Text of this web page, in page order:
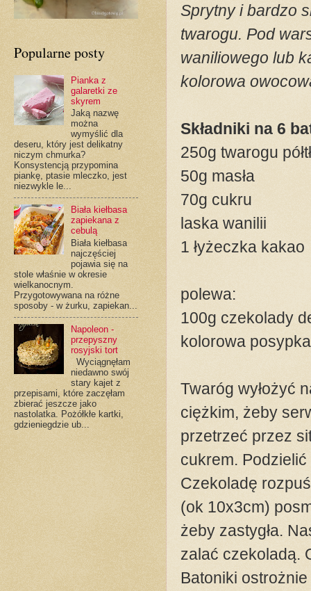
Sprytny i bardzo
twarogu. Pod
waniliowego lub
kolorowa
Składniki na 6
250g twarogu
50g masła
70g cukru
laska wanilii
1 łyżeczka kakao
polewa:
100g czekolady
kolorowa posypka
Twaróg wyłożyć
ciężkim, żeby
przetrzeć przez
cukrem. Podzielić
Czekoladę
(ok 10x3cm)
żeby zastygła.
zalać czekoladą.
Batoniki
Popularne posty
Pianka z
galaretki ze
skyrem
Jaką nazwę
można
wymyślić dla
deseru, który jest delikatny
niczym chmurka?
Konsystencją przypomina
piankę, ptasie mleczko, jest
niezwykle le...
Biała kiełbasa
zapiekana z
cebulą
Biała kiełbasa
najczęściej
pojawia się na
stole właśnie w okresie
wielkanocnym.
Przygotowywana na różne
sposoby - w żurku, zapiekan...
Napoleon -
przepyszny
rosyjski tort
Wyciągnęłam
niedawno swój
stary kajet z
przepisami, które zaczęłam
zbierać jeszcze jako
nastolatka. Pożółkłe kartki,
gdzieniegdzie ub...